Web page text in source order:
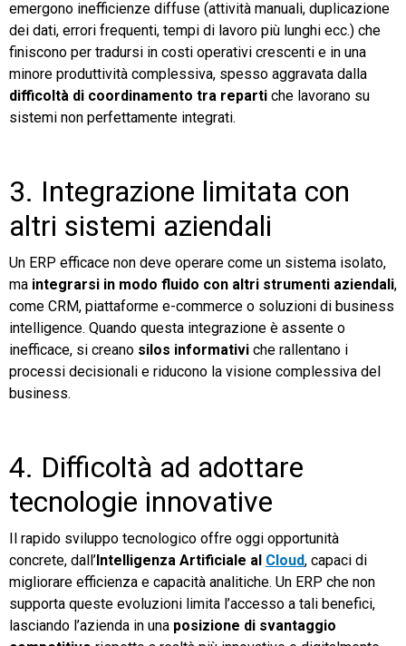
emergono inefficienze diffuse (attività manuali, duplicazione
dei dati, errori frequenti, tempi di lavoro più lunghi ecc.) che
finiscono per tradursi in costi operativi crescenti e in una
minore produttività complessiva, spesso aggravata dalla
difficoltà di coordinamento tra reparti che lavorano su
sistemi non perfettamente integrati.
3. Integrazione limitata con
altri sistemi aziendali
Un ERP efficace non deve operare come un sistema isolato,
ma integrarsi in modo fluido con altri strumenti aziendali,
come CRM, piattaforme e-commerce o soluzioni di business
intelligence. Quando questa integrazione è assente o
inefficace, si creano silos informativi che rallentano i
processi decisionali e riducono la visione complessiva del
business.
4. Difficoltà ad adottare
tecnologie innovative
Il rapido sviluppo tecnologico offre oggi opportunità
concrete, dall’ Intelligenza Artificiale al Cloud, capaci di
migliorare efficienza e capacità analitiche. Un ERP che non
supporta queste evoluzioni limita l’accesso a tali benefici,
lasciando l’azienda in una posizione di svantaggio